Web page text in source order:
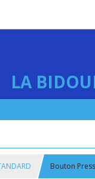
LA
Bouton